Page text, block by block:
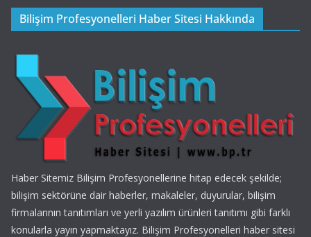
Bilişim Profesyonelleri Haber Sitesi Hakkında
Haber Sitemiz Bilişim Profesyonellerine hitap edecek şekilde;
bilişim sektörüne dair haberler, makaleler, duyurular, bilişim
firmalarının tanıtımları ve yerli yazılım ürünleri tanıtımı gibi farklı
konularla yayın yapmaktayız. Bilişim Profesyonelleri haber sitesi